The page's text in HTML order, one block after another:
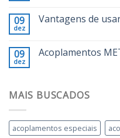
09
dez
Vantagens de
09
dez
Acoplamentos
MAIS BUSCADOS
acoplamentos especiais